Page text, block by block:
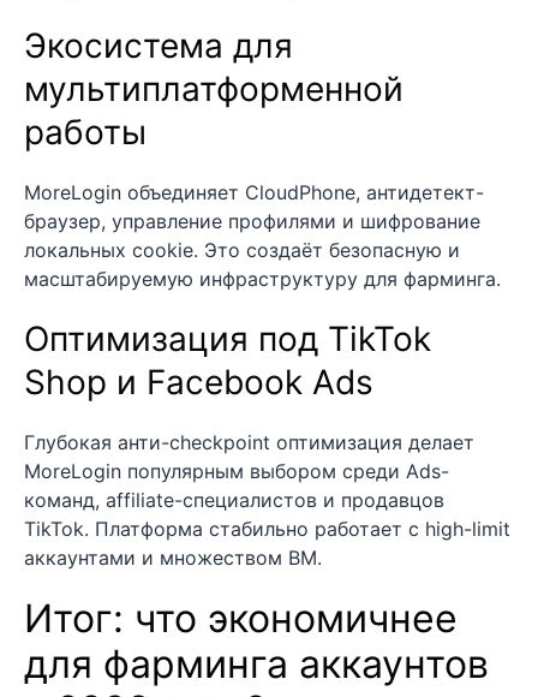
Экосистема для
мультиплатформенной
работы
MoreLogin объединяет CloudPhone, антидетект-
браузер, управление профилями и шифрование
локальных cookie. Это создаёт безопасную и
масштабируемую инфраструктуру для фарминга.
Оптимизация под TikTok
Shop и Facebook Ads
Глубокая анти-checkpoint оптимизация делает
MoreLogin популярным выбором среди Ads-
команд, affiliate-специалистов и продавцов
TikTok. Платформа стабильно работает с high-limit
аккаунтами и множеством BM.
Итог: что экономичнее
для фарминга аккаунтов